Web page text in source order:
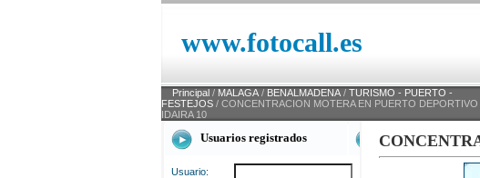
www.fotocall.es
Principal / MALAGA / BENALMADENA / TURISMO - PUERTO -
FESTEJOS / CONCENTRACION MOTERA EN PUERTO DEPORTIVO
IDAIRA 10
Usuarios registrados
Usuario: